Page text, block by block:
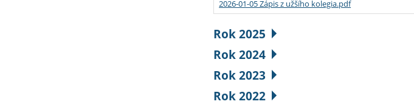
2026-01-05 Zápis z užšího kolegia.pdf
Rok 2025
Rok 2024
Rok 2023
Rok 2022